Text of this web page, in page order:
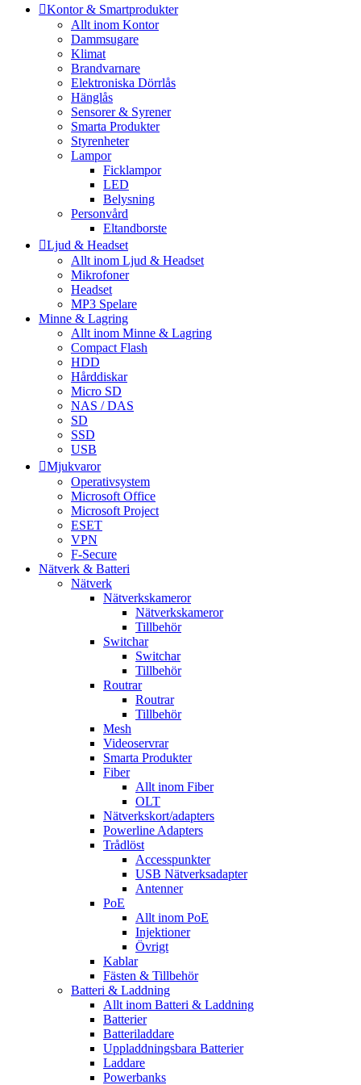
Kontor & Smartprodukter
Allt inom Kontor
Dammsugare
Klimat
Brandvarnare
Elektroniska Dörrlås
Hänglås
Sensorer & Syrener
Smarta Produkter
Styrenheter
Lampor
Ficklampor
LED
Belysning
Personvård
Eltandborste
Ljud & Headset
Allt inom Ljud & Headset
Mikrofoner
Headset
MP3 Spelare
Minne & Lagring
Allt inom Minne & Lagring
Compact Flash
HDD
Hårddiskar
Micro SD
NAS / DAS
SD
SSD
USB
Mjukvaror
Operativsystem
Microsoft Office
Microsoft Project
ESET
VPN
F-Secure
Nätverk & Batteri
Nätverk
Nätverkskameror
Nätverkskameror
Tillbehör
Switchar
Switchar
Tillbehör
Routrar
Routrar
Tillbehör
Mesh
Videoservrar
Smarta Produkter
Fiber
Allt inom Fiber
OLT
Nätverkskort/adapters
Powerline Adapters
Trådlöst
Accesspunkter
USB Nätverksadapter
Antenner
PoE
Allt inom PoE
Injektioner
Övrigt
Kablar
Fästen & Tillbehör
Batteri & Laddning
Allt inom Batteri & Laddning
Batterier
Batteriladdare
Uppladdningsbara Batterier
Laddare
Powerbanks